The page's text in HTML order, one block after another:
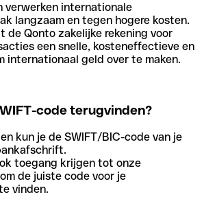
verwerken internationale
langzaam en tegen hogere kosten.
Qonto zakelijke rekening voor
een snelle, kosteneffectieve en
internationaal geld over te maken.
code terugvinden?
kun je de SWIFT/BIC-code van je
toegang krijgen tot onze
de juiste code voor je
vinden.